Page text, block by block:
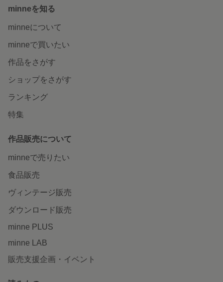
minneを知る
minneについて
minneで買いたい
作品をさがす
ショップをさがす
ランキング
特集
作品販売について
minneで売りたい
食品販売
ヴィンテージ販売
ダウンロード販売
minne PLUS
minne LAB
販売支援企画・イベント